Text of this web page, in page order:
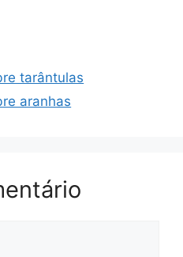
tarântulas
aranhas